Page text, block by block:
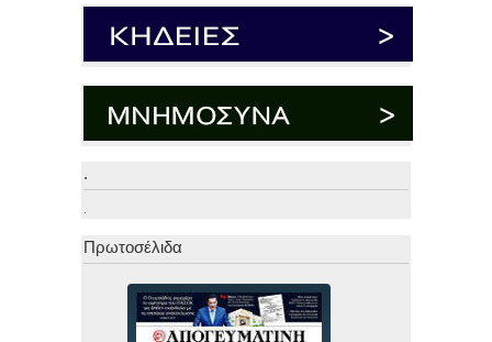
.
.
Πρωτοσέλιδα